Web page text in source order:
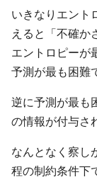
いきなりエント
えると「不確か
エントロピーが
予測が最も困難
逆に予測が最も
の情報が付与さ
なんとなく察し
程の制約条件下